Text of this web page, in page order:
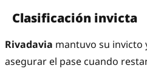
Clasificación invicta
Rivadavia mantuvo su invicto
asegurar el pase cuando